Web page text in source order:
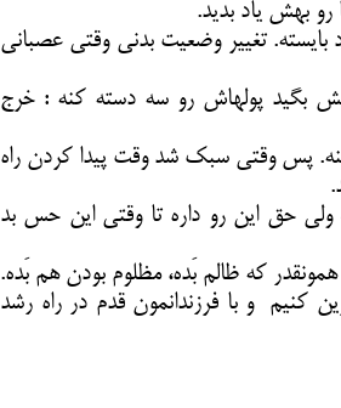
بایسته. تغییر وضعیت بدنی وقتی عصبانی
بگید پولهاش رو سه دسته کنه : خرج
کنه. پس وقتی سبک شد وقت پیدا کردن راه
حق این رو داره تا وقتی این حس بد
کنیم و با فرزندانمون قدم در راه رشد